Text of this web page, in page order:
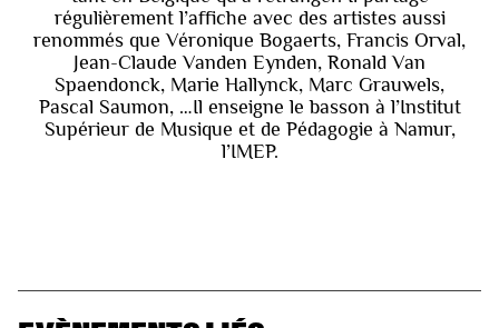
régulièrement l’affiche avec des artistes aussi
renommés que Véronique Bogaerts, Francis Orval,
Jean-Claude Vanden Eynden, Ronald Van
Spaendonck, Marie Hallynck, Marc Grauwels,
Pascal Saumon, …Il enseigne le basson à l’Institut
Supérieur de Musique et de Pédagogie à Namur,
l’IMEP.